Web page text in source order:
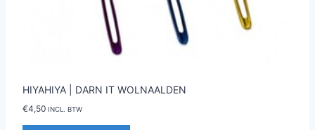
HIYAHIYA | DARN IT WOLNAALDEN
€4,50 INCL. BTW